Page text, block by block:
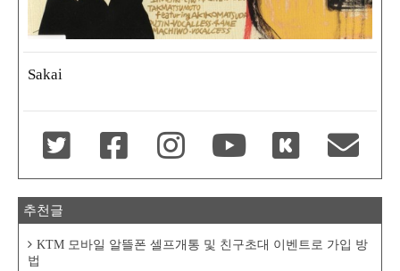
Sakai
추천글
KTM 모바일 알뜰폰 셀프개통 및 친구초대 이벤트로 가입 방
법